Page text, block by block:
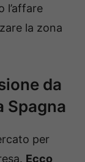
l’affare
la zona
da
Spagna
per
Ecco